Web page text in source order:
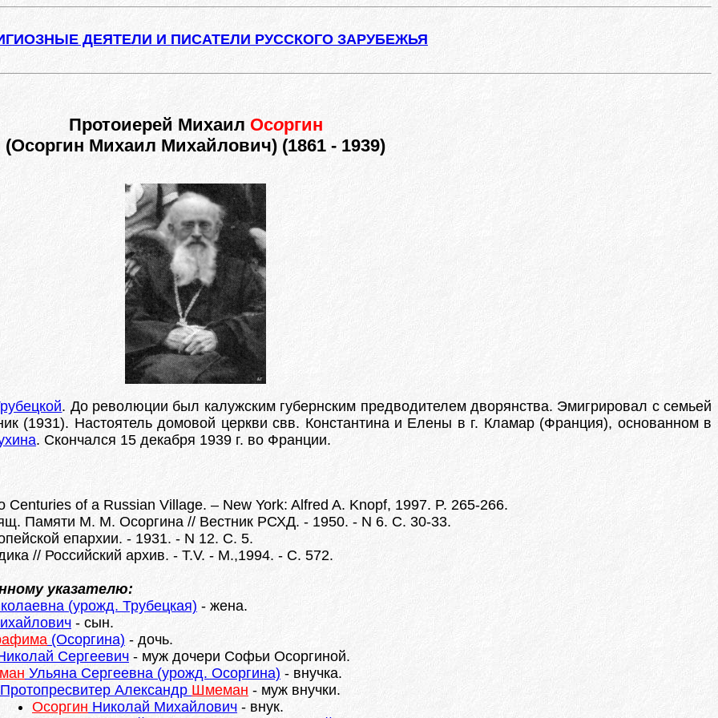
ДЕЯТЕЛИ И ПИСАТЕЛИ РУССКОГО ЗАРУБЕЖЬЯ
Протоиерей Михаил Осоргин
(Осоргин Михаил Михайлович) (1861 - 1939)
. До революции был калужским губернским предводителем дворянства. Эмигрировал с семьей
(1931). Настоятель домовой церкви свв. Константина и Елены в г. Кламар (Франция), основанном в
. Скончался 15 декабря 1939 г. во Франции.
of a Russian Village. – New York: Alfred A. Knopf, 1997. P. 265-266.
Памяти М. М. Осоргина // Вестник РСХД. - 1950. - N 6. С. 30-33.
епархии. - 1931. - N 12. С. 5.
// Российский архив. - Т.V. - М.,1994. - С. 572.
указателю:
(урожд. Трубецкая) - жена.
- сын.
(Осоргина) - дочь.
Сергеевич - муж дочери Софьи Осоргиной.
Ульяна Сергеевна (урожд. Осоргина) - внучка.
Протопресвитер Александр Шмеман - муж внучки.
Осоргин Николай Михайлович - внук.